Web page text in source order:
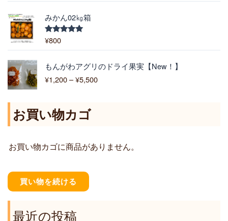
0
–
¥
みかん02㎏箱
5段階中
¥800
もんがわアグリのドライ果実【New！】
¥1,200 –¥5,500
格
帯
0
お買い物カゴ
お買い物カゴに商品がありません。
買い物を続ける
最近の投稿